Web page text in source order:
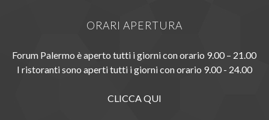
ORARI APERTURA
Forum Palermo è aperto tutti i giorni con orario 9.00 – 21.00
I ristoranti sono aperti tutti i giorni con orario 9.00 - 24.00
CLICCA QUI